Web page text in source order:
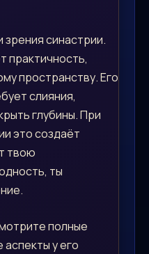
синастрии.
практичность,
пространству. Его
слияния,
глубины. При
это создаёт
твою
ты
полные
у его